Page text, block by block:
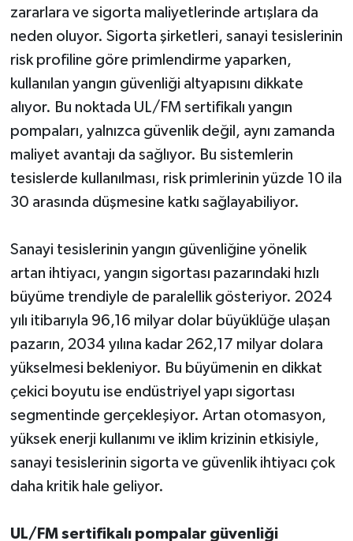
zararlara ve sigorta maliyetlerinde artışlara da
neden oluyor. Sigorta şirketleri, sanayi tesislerinin
risk profiline göre primlendirme yaparken,
kullanılan yangın güvenliği altyapısını dikkate
alıyor. Bu noktada UL/FM sertifikalı yangın
pompaları, yalnızca güvenlik değil, aynı zamanda
maliyet avantajı da sağlıyor. Bu sistemlerin
tesislerde kullanılması, risk primlerinin yüzde 10 ila
30 arasında düşmesine katkı sağlayabiliyor.
Sanayi tesislerinin yangın güvenliğine yönelik
artan ihtiyacı, yangın sigortası pazarındaki hızlı
büyüme trendiyle de paralellik gösteriyor. 2024
yılı itibarıyla 96,16 milyar dolar büyüklüğe ulaşan
pazarın, 2034 yılına kadar 262,17 milyar dolara
yükselmesi bekleniyor. Bu büyümenin en dikkat
çekici boyutu ise endüstriyel yapı sigortası
segmentinde gerçekleşiyor. Artan otomasyon,
yüksek enerji kullanımı ve iklim krizinin etkisiyle,
sanayi tesislerinin sigorta ve güvenlik ihtiyacı çok
daha kritik hale geliyor.
UL/FM sertifikalı pompalar güvenliği